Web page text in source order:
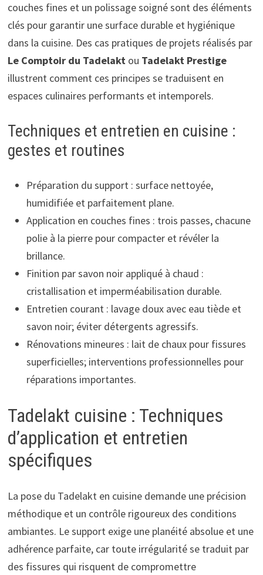
couches fines et un polissage soigné sont des éléments
clés pour garantir une surface durable et hygiénique
dans la cuisine. Des cas pratiques de projets réalisés par
Le Comptoir du Tadelaktou Tadelakt Prestige
illustrent comment ces principes se traduisent en
espaces culinaires performants et intemporels.
Techniques et entretien en cuisine :
gestes et routines
Préparation du support : surface nettoyée,
humidifiée et parfaitement plane.
Application en couches fines : trois passes, chacune
polie à la pierre pour compacter et révéler la
brillance.
Finition par savon noir appliqué à chaud :
cristallisation et imperméabilisation durable.
Entretien courant : lavage doux avec eau tiède et
savon noir; éviter détergents agressifs.
Rénovations mineures : lait de chaux pour fissures
superficielles; interventions professionnelles pour
réparations importantes.
Tadelakt cuisine : Techniques
d’application et entretien
spécifiques
La pose du Tadelakt en cuisine demande une précision
méthodique et un contrôle rigoureux des conditions
ambiantes. Le support exige une planéité absolue et une
adhérence parfaite, car toute irrégularité se traduit par
des fissures qui risquent de compromettre